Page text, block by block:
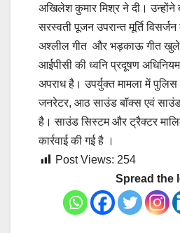
अखिलेश कुमार मिश्र ने दी। उन्होंने
सरस्वती पूजन उपरान्त मूर्ति
अश्लील गीत और भड़काऊ गीत
आईपीसी की ध्वनि प्रदूषण
अपराध है। उपर्युक्त मामला में पुलिस
जनरेटर, आठ साउंड बॉक्स एवं
है। साउंड सिस्टम और ट्रैक्टर
कार्रवाई की गई है ।
Post Views: 254
Spread the